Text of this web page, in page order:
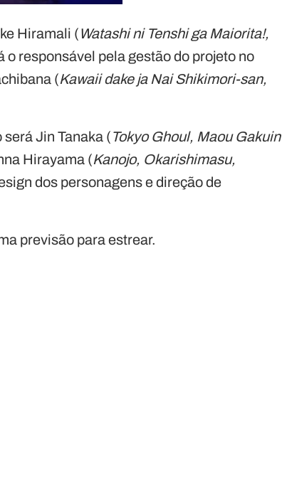
Hiramali (Watashi ni Tenshi ga Maiorita!,
o responsável pela gestão do projeto no
(Kawaii dake ja Nai Shikimori-san,
Jin Tanaka (Tokyo Ghoul, Maou Gakuin
Hirayama (Kanojo, Okarishimasu,
dos personagens e direção de
previsão para estrear.